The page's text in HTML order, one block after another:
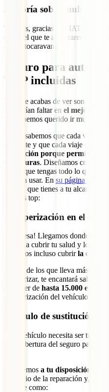
Asesoría sobre multas de
Tendrás, gracias a tu IATI
desde el que te asesoraremos en la
a tu autocaravana.
Seguro para
TOP incluidas
Las que acabas de ver son las
no podían faltar en el mejor
IATI, hemos querido ir mucho
Como sabemos que cada viajero
diferente y que cada viaje es
revolución porque permite
coberturas. Diseñamos contigo
forma que tengas todo lo que
vayas a usar. En su página de
todo lo que tienes a tu alcance,
las más top:
Camperización en el
¡Sorpresa! Llegamos donde
vamos a cubrir tu salud y los
podemos incluso cubrirla
Si eres de los que lleva más allá
camperizar, te encantará saber
disponer de hasta 15.000 euros
camperización del vehículo.
Vehículo de sustitución y
Si tu vehículo necesita ser
esta cobertura del seguro para tu
Pondremos a tu disposición un
principio de la reparación y, junto
alcance como: